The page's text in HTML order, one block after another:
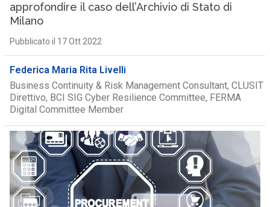
approfondire il caso dell’Archivio di Stato di
Milano
Pubblicato il 17 Ott 2022
Federica Maria Rita Livelli
Business Continuity & Risk Management Consultant, CLUSIT
Direttivo, BCI SIG Cyber Resilience Committee, FERMA
Digital Committee Member